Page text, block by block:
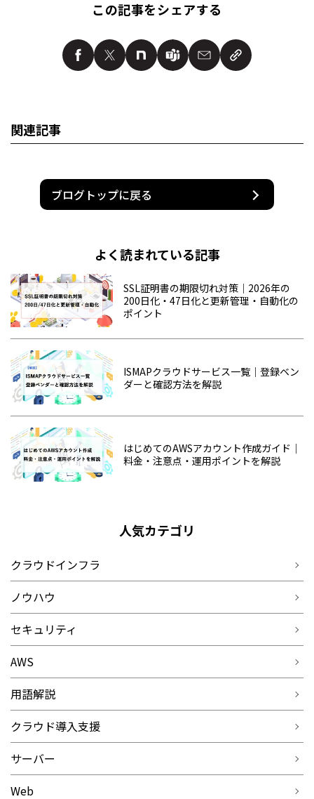
この記事をシェアする
関連記事
ブログトップに戻る
よく読まれている記事
SSL証明書の期限切れ対策｜2026年の
200日化・47日化と更新管理・自動化の
ポイント
ISMAPクラウドサービス一覧｜登録ベン
ダーと確認方法を解説
はじめてのAWSアカウント作成ガイド｜
料金・注意点・運用ポイントを解説
人気カテゴリ
クラウドインフラ
ノウハウ
セキュリティ
AWS
用語解説
クラウド導入支援
サーバー
Web